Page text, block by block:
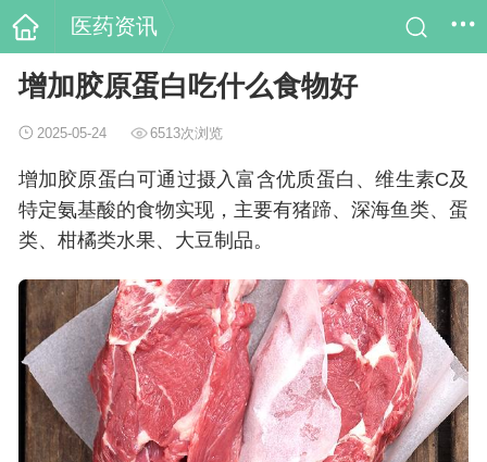
医药资讯
增加胶原蛋白吃什么食物好
2025-05-24 6513次浏览
增加胶原蛋白可通过摄入富含优质蛋白、维生素C及
特定氨基酸的食物实现，主要有猪蹄、深海鱼类、蛋
类、柑橘类水果、大豆制品。